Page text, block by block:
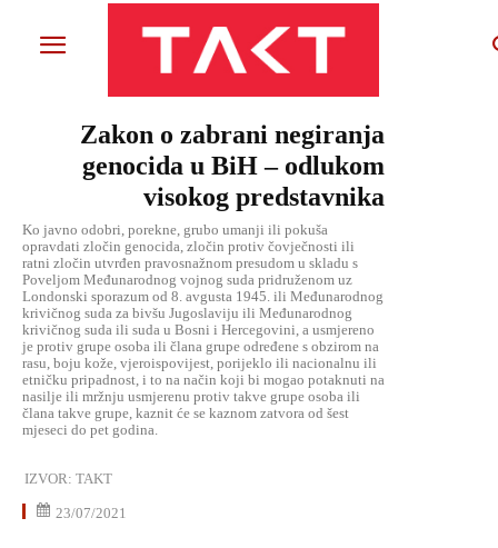
Zakon o zabrani negiranja
genocida u BiH – odlukom
visokog predstavnika
Ko javno odobri, porekne, grubo umanji ili pokuša
opravdati zločin genocida, zločin protiv čovječnosti ili
ratni zločin utvrđen pravosnažnom presudom u skladu s
Poveljom Međunarodnog vojnog suda pridruženom uz
Londonski sporazum od 8. avgusta 1945. ili Međunarodnog
krivičnog suda za bivšu Jugoslaviju ili Međunarodnog
krivičnog suda ili suda u Bosni i Hercegovini, a usmjereno
je protiv grupe osoba ili člana grupe određene s obzirom na
rasu, boju kože, vjeroispovijest, porijeklo ili nacionalnu ili
etničku pripadnost, i to na način koji bi mogao potaknuti na
nasilje ili mržnju usmjerenu protiv takve grupe osoba ili
člana takve grupe, kaznit će se kaznom zatvora od šest
mjeseci do pet godina.
IZVOR: TAKT
23/07/2021